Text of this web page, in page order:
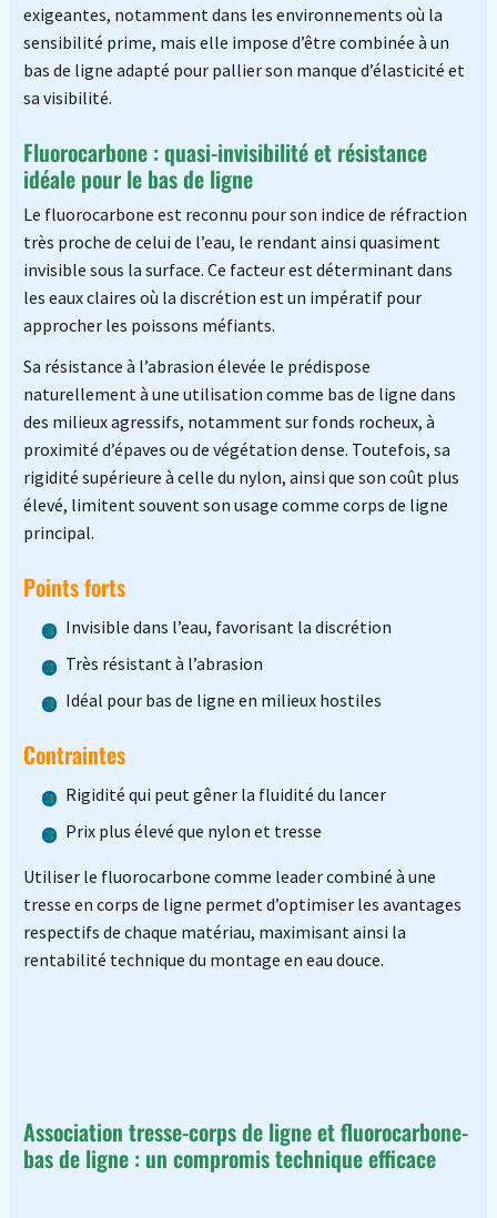
exigeantes, notamment dans les environnements où la
sensibilité prime, mais elle impose d’être combinée à un
bas de ligne adapté pour pallier son manque d’élasticité et
sa visibilité.
Fluorocarbone : quasi-invisibilité et résistance
idéale pour le bas de ligne
Le fluorocarbone est reconnu pour son indice de réfraction
très proche de celui de l’eau, le rendant ainsi quasiment
invisible sous la surface. Ce facteur est déterminant dans
les eaux claires où la discrétion est un impératif pour
approcher les poissons méfiants.
Sa résistance à l’abrasion élevée le prédispose
naturellement à une utilisation comme bas de ligne dans
des milieux agressifs, notamment sur fonds rocheux, à
proximité d’épaves ou de végétation dense. Toutefois, sa
rigidité supérieure à celle du nylon, ainsi que son coût plus
élevé, limitent souvent son usage comme corps de ligne
principal.
Points forts
Invisible dans l’eau, favorisant la discrétion
Très résistant à l’abrasion
Idéal pour bas de ligne en milieux hostiles
Contraintes
Rigidité qui peut gêner la fluidité du lancer
Prix plus élevé que nylon et tresse
Utiliser le fluorocarbone comme leader combiné à une
tresse en corps de ligne permet d’optimiser les avantages
respectifs de chaque matériau, maximisant ainsi la
rentabilité technique du montage en eau douce.
Association tresse-corps de ligne et fluorocarbone-
bas de ligne : un compromis technique efficace